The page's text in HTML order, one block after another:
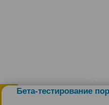
Бета-тестирование